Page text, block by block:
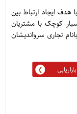
هدف ایجاد ارتباط بین
کوچک با مشتریان
تجاری سرواندیشان